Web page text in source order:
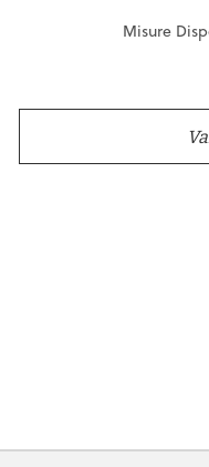
Misure